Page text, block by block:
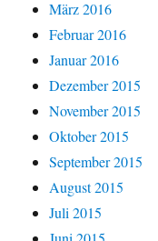
März 2016
Februar 2016
Januar 2016
Dezember 2015
November 2015
Oktober 2015
September 2015
August 2015
Juli 2015